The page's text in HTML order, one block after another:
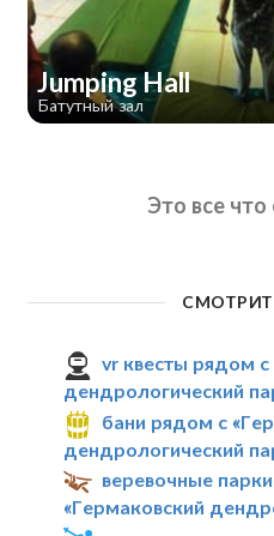
Jumping Hall
Батутный зал
Это все
vr квесты рядом с
дендрологический
бани рядом с
дендрологический
веревочные
«Гермаковский